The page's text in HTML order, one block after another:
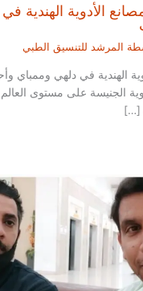
الأدوية الهندية
المرشد للتنسيق الطبي
الهندية في دلهي وممباي
الجنيسة على مستوى العالم
[…]